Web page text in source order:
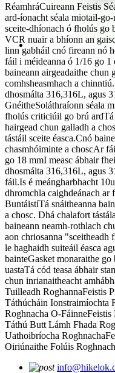
RéamhráCuireann Feistis
ard-íonacht séala miotail-
sceite-dhíonach ó fholús go
VCR nuair a bhíonn an
linn gabháil cnó fireann nó
fáil i méideanna ó 1/16 go 1
baineann airgeadaithe chun
comhsheasmhach a
dhosmálta 316,316L, agus
GnéitheSoláthraíonn séala
fholús criticiúil go brú ard
hairgead chun galladh a
tástáil sceite éasca.Cnó
chasmhóiminte a choscAr
go 18 mmI measc ábhair
dhosmálta 316,316L, agus
fáil.Is é meángharbhacht
dhromchla caighdeánach ar
BuntáistíTá snáitheanna
a chosc. Dhá chalafort
baineann neamh-rothlach
aon chriosanna "sceitheadh
le haghaidh suiteáil éasca
bainteGasket monaraithe
uastaTá cód teasa ábhair
chun inrianaitheacht
Tuilleadh RoghannaFeistis
Táthúcháin Ionstraimíochta
Roghnacha O-FáinneFeistis
Táthú Butt Lámh Fhada
Uathoibríocha Roghnacha
Oiriúnaithe Folúis